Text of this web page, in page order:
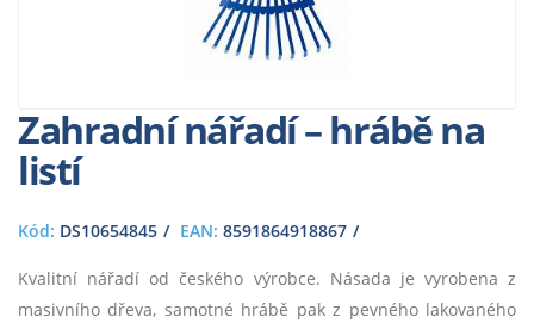
Zahradní nářadí – hrábě na
listí
Kód: DS10654845 EAN: 8591864918867
Kvalitní nářadí od českého výrobce. Násada je vyrobena z
masivního dřeva, samotné hrábě pak z pevného lakovaného